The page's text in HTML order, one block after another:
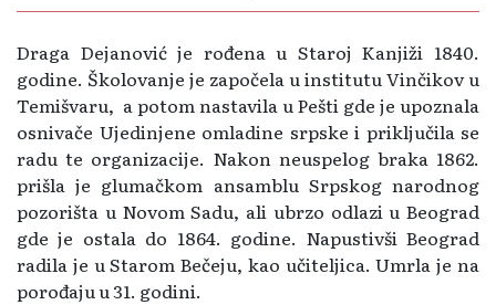
Draga Dejanović je rođena u Staroj Kanjiži 1840.
godine. Školovanje je započela u institutu Vinčikov u
Temišvaru, a potom nastavila u Pešti gde je upoznala
osnivače Ujedinjene omladine srpske i priključila se
radu te organizacije. Nakon neuspelog braka 1862.
prišla je glumačkom ansamblu Srpskog narodnog
pozorišta u Novom Sadu, ali ubrzo odlazi u Beograd
gde je ostala do 1864. godine. Napustivši Beograd
radila je u Starom Bečeju, kao učiteljica. Umrla je na
porođaju u 31. godini.